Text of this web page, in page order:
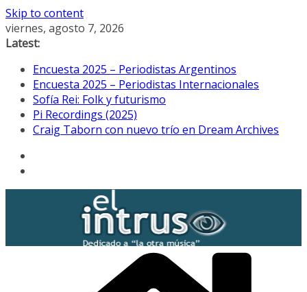
Skip to content
viernes, agosto 7, 2026
Latest:
Encuesta 2025 – Periodistas Argentinos
Encuesta 2025 – Periodistas Internacionales
Sofía Rei: Folk y futurismo
Pi Recordings (2025)
Craig Taborn con nuevo trío en Dream Archives